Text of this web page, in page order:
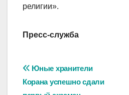
религии».
Пресс-служба
Навигация
Юные хранители
Корана успешно сдали